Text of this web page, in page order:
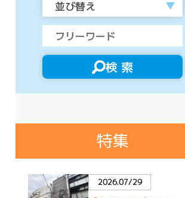
並び替え
検 索
特集
2026.07/29